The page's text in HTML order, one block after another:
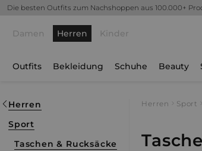
Die besten Outfits zum Nachshoppen aus 100.000+
Damen Herren Kinder
Outfits Bekleidung Schuhe Beauty
Herren
Sport
Taschen & Rucksäcke
Herren Sport